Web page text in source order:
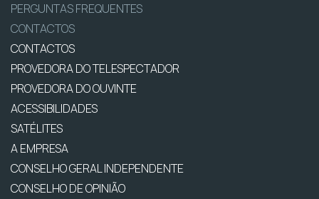
PERGUNTAS FREQUENTES
CONTACTOS
CONTACTOS
PROVEDORA DO TELESPECTADOR
PROVEDORA DO OUVINTE
ACESSIBILIDADES
SATÉLITES
A EMPRESA
CONSELHO GERAL INDEPENDENTE
CONSELHO DE OPINIÃO